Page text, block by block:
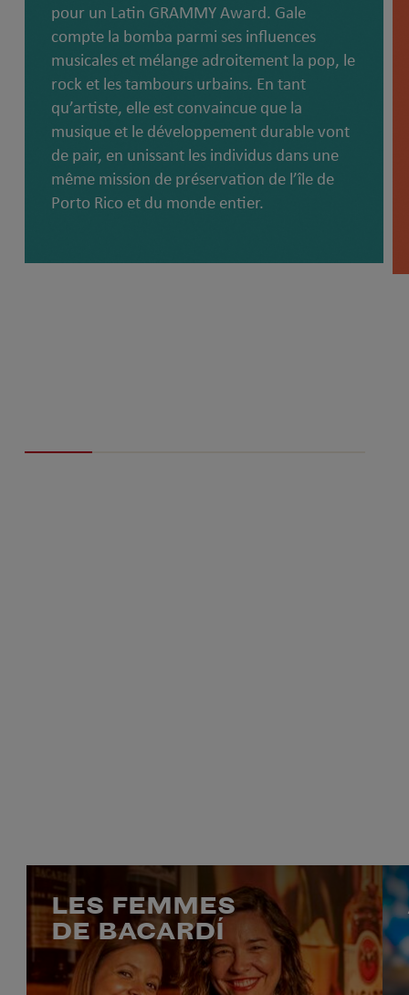
pour un Latin GRAMMY Award. Gale
compte la bomba parmi ses influences
musicales et mélange adroitement la pop, le
rock et les tambours urbains. En tant
qu’artiste, elle est convaincue que la
musique et le développement durable vont
de pair, en unissant les individus dans une
même mission de préservation de l’île de
Porto Rico et du monde entier.
LES FEMMES
DE BACARDÍ